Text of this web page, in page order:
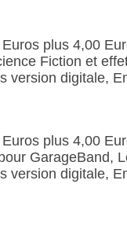
plus 4,00
Fiction et
version digitale,
plus 4,00
GarageBand,
version digitale,